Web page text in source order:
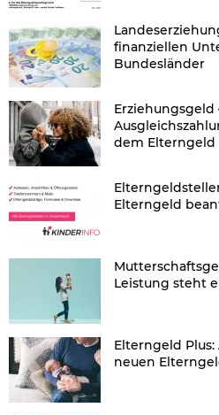
finanziellen
Bundesländer
Erziehungsgeld
dem Elterngeld
Elterngeld
Leistung steht
Elterngeld
neuen